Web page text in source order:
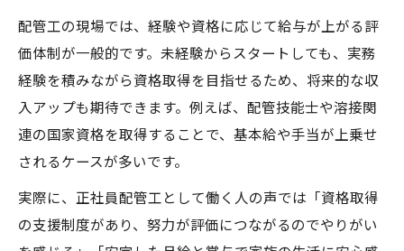
配管工の現場では、経験や資格に応じて給与が上がる評
価体制が一般的です。未経験からスタートしても、実務
経験を積みながら資格取得を目指せるため、将来的な収
入アップも期待できます。例えば、配管技能士や溶接関
連の国家資格を取得することで、基本給や手当が上乗せ
されるケースが多いです。
実際に、正社員配管工として働く人の声では「資格取得
の支援制度があり、努力が評価につながるのでやりがい